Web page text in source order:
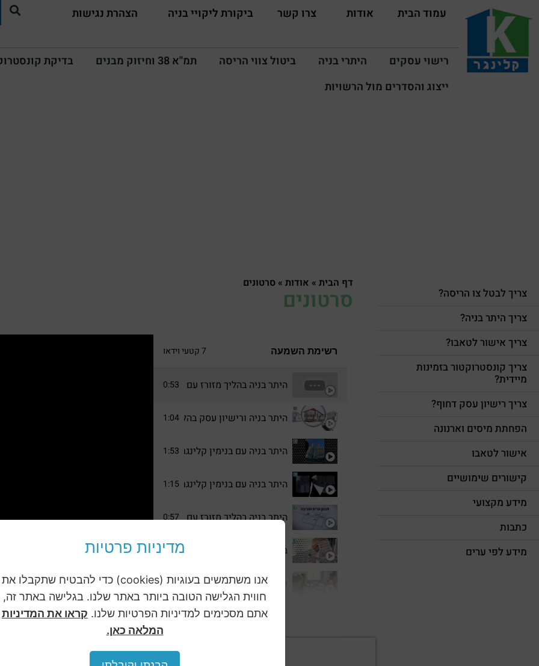
מדיניות פרטיות
אנו משתמשים בעוגיות (cookies) כדי להבטיח שתקבלו את
חווית הגלישה הטובה ביותר באתר שלנו. בגלישה באתר זה,
אתם מסכימים למדיניות הפרטיות שלנו. קראו את המדיניות
המלאה כאן.
עמוד הבית אודות צרו קשר ביקורת ליקויי בניה הצהרת נגישות
רישוי עסקים היתרי בניה ביטול צווי הריסה תמ''א 38 וחיזוק מבנים
בדיקת
ייצוג והסדרים מול הרשויות
צריך לבטל צו הריסה?
צריך היתר בניה?
צריך אישור לטאבו?
צריך קונסטרוקטור בזמינות
מיידית?
צריך רישיון עסק דחוף?
הפחתת מיסים וארנונה
אישור לטאבו
קישורים שימושיים
מידע מקצועי
כתבות
מידע לפי ערים
דף הבית » אודות »סרטונים
סרטונים
רשימת השמעה 7 קטעי וידאו
היתר בניה בהליך מזורז עם בנימין קלינגר
0:53
היתר בניה ורישיון עסק בהליך מזורז עם בנימין קלינגר
1:04
היתר בניה עם בנימין קלינגר אדריכלי רישוי מספר 1 הסדרת חריגות בניה ביטול צווי הריסה פיצול ושמוש חורג
1:53
היתר בניה עם בנימין קלינגר אדריכלים מומחים בהסדרת חריגות בניה וזירוז
1:15
היתר בניה בהליך מזורז עם בנימין קלינגר
0:57
בנימין קלינגר יועץ בכיר לעניניים מונציפאלים יסייע לכם לבטל צו הריסה
1:19
רישוי עסקים והתרי בניה בהליך מזורז
2:50